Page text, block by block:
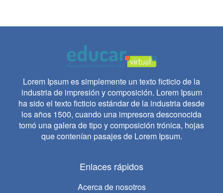
Lorem Ipsum es simplemente un texto ficticio de la
industria de impresión y composición. Lorem Ipsum
ha sido el texto ficticio estándar de la industria desde
los años 1500, cuando una impresora desconocida
tomó una galera de tipo y composición trónica, hojas
que contenían pasajes de Lorem Ipsum.
Enlaces rápidos
Acerca de nosotros